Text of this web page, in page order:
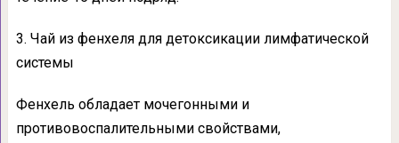
3. Чай из фенхеля для детоксикации лимфатической
системы
Фенхель обладает мочегонными и
противовоспалительными свойствами,